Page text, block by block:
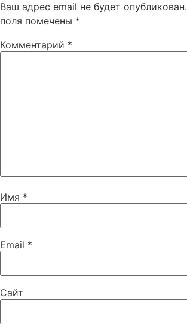
Ваш адрес email не будет опубликован.
поля помечены *
Комментарий *
Имя *
Email *
Сайт